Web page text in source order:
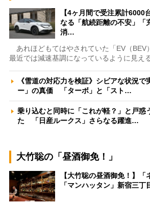
【4ヶ月間で受注累計6000
なる「航続距離の不安」「
消…
あれほどもてはやされていた「EV（BEV
最近では減速基調になっているように見え
《雪道の対応力を検証》シビアな状況で
ー」の真価 「ターボ」と「スト…
乗り込むと同時に「これが軽？」と戸惑
た 「日産ルークス」さらなる躍進…
大竹聡の「昼酒御免！」
【大竹聡の昼酒御免！】「
「マンハッタン」新宿三